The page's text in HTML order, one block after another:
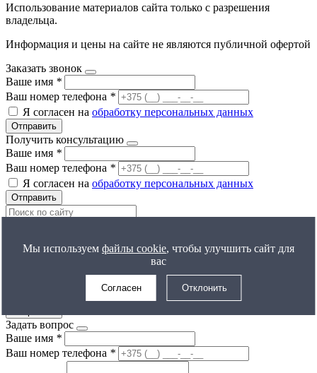
Использование материалов сайта только с разрешения
владельца.
Информация и цены на сайте не являются публичной офертой
Заказать звонок
Ваше имя *
Ваш номер телефона *
Я согласен на обработку персональных данных
Отправить
Получить консультацию
Ваше имя *
Ваш номер телефона *
Я согласен на обработку персональных данных
Отправить
Получить расчет цены
Ваш номер телефона
Задать вопрос
Ваше имя *
Ваш номер телефона *
Мы используем файлы cookie, чтобы улучшить сайт для
вас
Согласен Отклонить